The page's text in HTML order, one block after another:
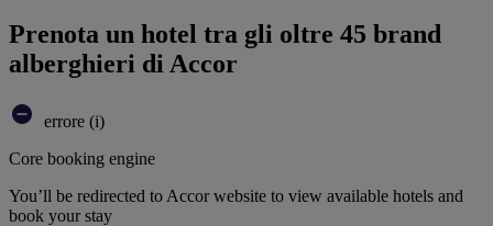
Prenota un hotel tra gli oltre 45 brand
alberghieri di Accor
errore (i)
Core booking engine
You’ll be redirected to Accor website to view available hotels and
book your stay